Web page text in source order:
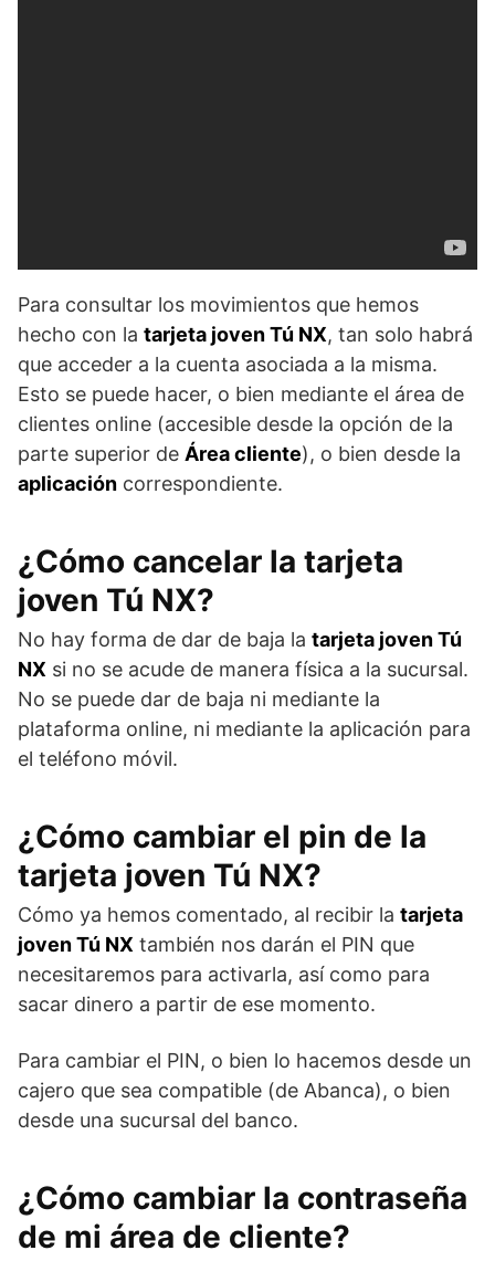
Para consultar los movimientos que hemos
hecho con la tarjeta joven Tú NX, tan solo habrá
que acceder a la cuenta asociada a la misma.
Esto se puede hacer, o bien mediante el área de
clientes online (accesible desde la opción de la
parte superior de Área cliente), o bien desde la
aplicación correspondiente.
¿Cómo cancelar la tarjeta
joven Tú NX?
No hay forma de dar de baja la tarjeta joven Tú
NX si no se acude de manera física a la sucursal.
No se puede dar de baja ni mediante la
plataforma online, ni mediante la aplicación para
el teléfono móvil.
¿Cómo cambiar el pin de la
tarjeta joven Tú NX?
Cómo ya hemos comentado, al recibir la tarjeta
joven Tú NX también nos darán el PIN que
necesitaremos para activarla, así como para
sacar dinero a partir de ese momento.
Para cambiar el PIN, o bien lo hacemos desde un
cajero que sea compatible (de Abanca), o bien
desde una sucursal del banco.
¿Cómo cambiar la contraseña
de mi área de cliente?